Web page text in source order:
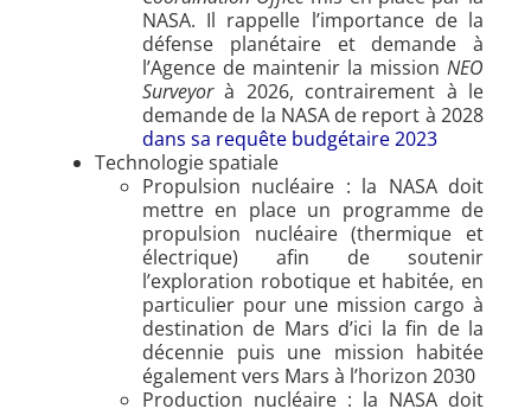
NASA. Il rappelle l’importance de la
défense planétaire et demande à
l’Agence de maintenir la mission NEO
Surveyorà 2026, contrairement à le
demande de la NASA de report à 2028
dans sa requête budgétaire 2023
Technologie spatiale
Propulsion nucléaire : la NASA doit
mettre en place un programme de
propulsion nucléaire (thermique et
électrique) afin de soutenir
l’exploration robotique et habitée, en
particulier pour une mission cargo à
destination de Mars d’ici la fin de la
décennie puis une mission habitée
également vers Mars à l’horizon 2030
Production nucléaire : la NASA doit